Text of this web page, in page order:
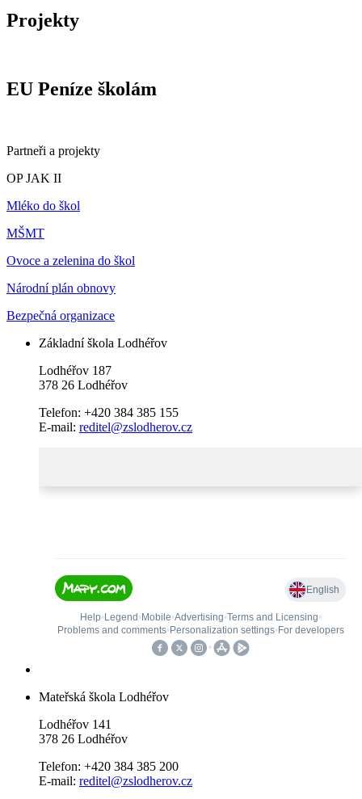
Projekty
EU Peníze školám
Partneři a projekty
OP JAK II
Mléko do škol
MŠMT
Ovoce a zelenina do škol
Národní plán obnovy
Bezpečná organizace
Základní škola Lodhéřov
Lodhéřov 187
378 26 Lodhéřov
Telefon: +420 384 385 155
E-mail: reditel@zslodherov.cz
Mateřská škola Lodhéřov
Lodhéřov 141
378 26 Lodhéřov
Telefon: +420 384 385 200
E-mail: reditel@zslodherov.cz